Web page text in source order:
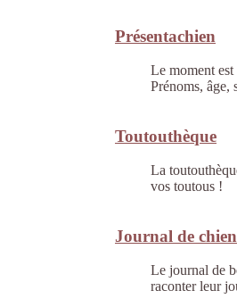
Présentachien
Le moment
Prénoms, âge,
Toutouthèque
La
vos toutous !
Journal de chien
Le journal de
raconter leur